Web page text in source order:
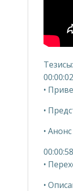
Тезисы:
•
•
•
•
•